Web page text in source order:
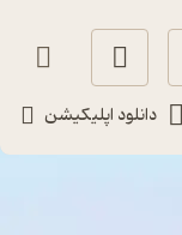
دانلود اپلیکیشن